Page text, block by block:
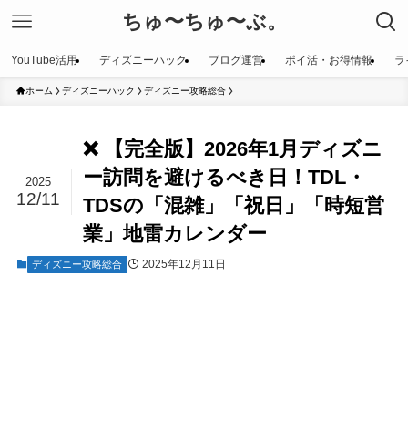
ちゅ〜ちゅ〜ぶ。
YouTube活用 ディズニーハック ブログ運営 ポイ活・お得情報
ホーム ディズニーハック ディズニー攻略総合
❌ 【完全版】2026年1月ディズニ
ー訪問を避けるべき日！TDL・
TDSの「混雑」「祝日」「時短営
業」地雷カレンダー
2025
12/11
ディズニー攻略総合 2025年12月11日